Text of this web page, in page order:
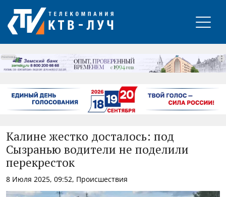
РЕКЛАМА
Калине жестко досталось: под
Сызранью водители не поделили
перекресток
8 Июля 2025, 09:52, Происшествия